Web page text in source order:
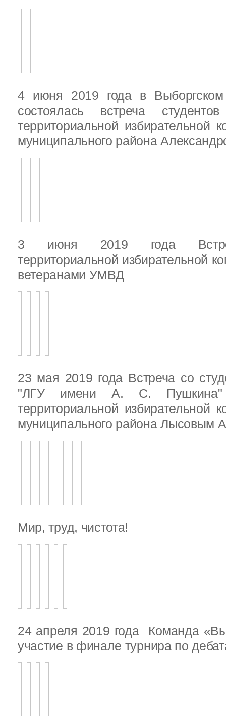
4 июня 2019 года в
состоялась встреча
территориальной избирательной
муниципального района
3 июня 2019 года
территориальной избирательной
ветеранами УМВД
23 мая 2019 года Встреча со
"ЛГУ имени А. С. Пушкина"
территориальной избирательной
муниципального района Лысовым
Мир, труд, чистота!
24 апреля 2019 года Команда
участие в финале турнира по